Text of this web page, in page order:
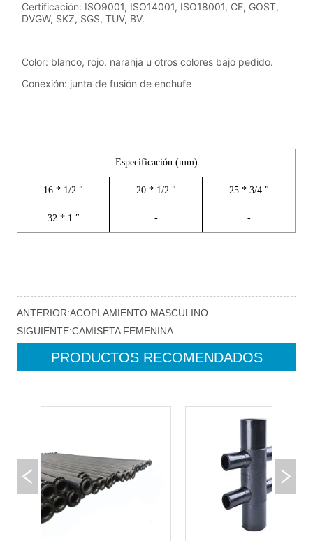
ANTERIOR:ACOPLAMIENTO MASCULINO
SIGUIENTE:CAMISETA FEMENINA
PRODUCTOS RECOMENDADOS